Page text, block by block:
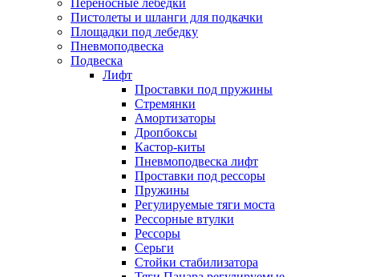
Переносные лебедки
Пистолеты и шланги для подкачки
Площадки под лебедку
Пневмоподвеска
Подвеска
Лифт
Проставки под пружины
Стремянки
Амортизаторы
Дропбоксы
Кастор-киты
Пневмоподвеска лифт
Проставки под рессоры
Пружины
Регулируемые тяги моста
Рессорные втулки
Рессоры
Серьги
Стойки стабилизатора